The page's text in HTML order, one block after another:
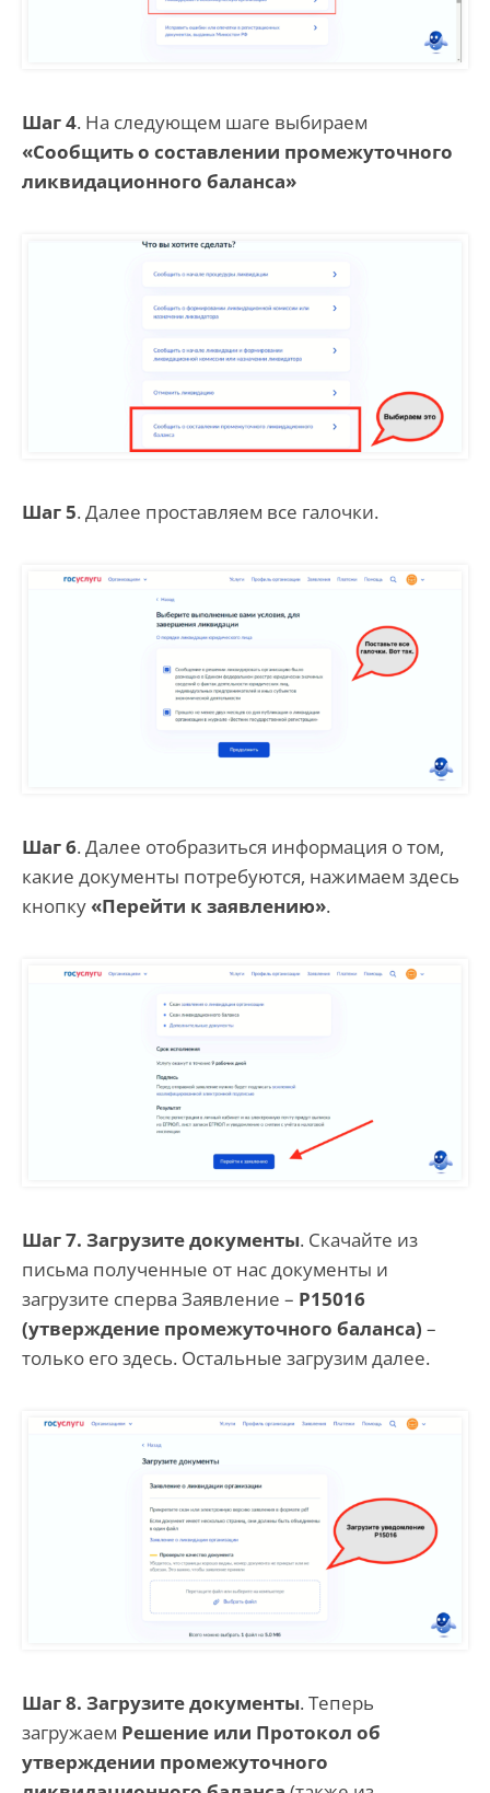
Шаг 4. На следующем шаге выбираем
«Сообщить о составлении промежуточного
ликвидационного баланса»
Шаг 5. Далее проставляем все галочки.
Шаг 6. Далее отобразиться информация о том,
какие документы потребуются, нажимаем здесь
кнопку «Перейти к заявлению».
Шаг 7. Загрузите документы. Скачайте из
письма полученные от нас документы и
загрузите сперва Заявление – Р15016
(утверждение промежуточного баланса) –
только его здесь. Остальные загрузим далее.
Шаг 8. Загрузите документы. Теперь
загружаем Решение или Протокол об
утверждении промежуточного